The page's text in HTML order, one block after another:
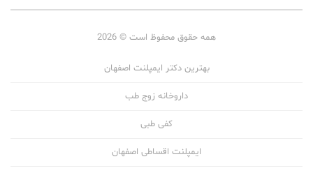
همه حقوق محفوظ است © 2026
بهترین دکتر ایمپلنت اصفهان
داروخانه زوج طب
کفی طبی
ایمپلنت اقساطی اصفهان